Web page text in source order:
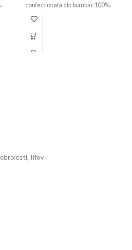
confectionata din bumbac 100%.
Ilfov